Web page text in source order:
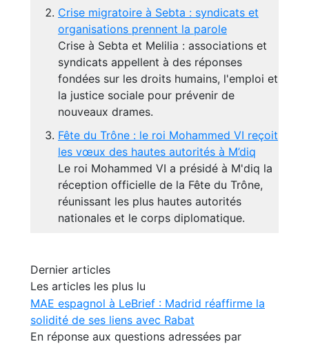
Crise migratoire à Sebta : syndicats et
organisations prennent la parole
Crise à Sebta et Melilia : associations et
syndicats appellent à des réponses
fondées sur les droits humains, l'emploi et
la justice sociale pour prévenir de
nouveaux drames.
Fête du Trône : le roi Mohammed VI reçoit
les vœux des hautes autorités à M’diq
Le roi Mohammed VI a présidé à M'diq la
réception officielle de la Fête du Trône,
réunissant les plus hautes autorités
nationales et le corps diplomatique.
Dernier articles
Les articles les plus lu
MAE espagnol à LeBrief : Madrid réaffirme la
solidité de ses liens avec Rabat
En réponse aux questions adressées par